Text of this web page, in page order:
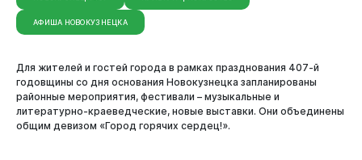
АФИША НОВОКУЗНЕЦКА
Для жителей и гостей города в рамках празднования 407-й
годовщины со дня основания Новокузнецка запланированы
районные мероприятия, фестивали – музыкальные и
литературно-краеведческие, новые выставки. Они объединены
общим девизом «Город горячих сердец!».